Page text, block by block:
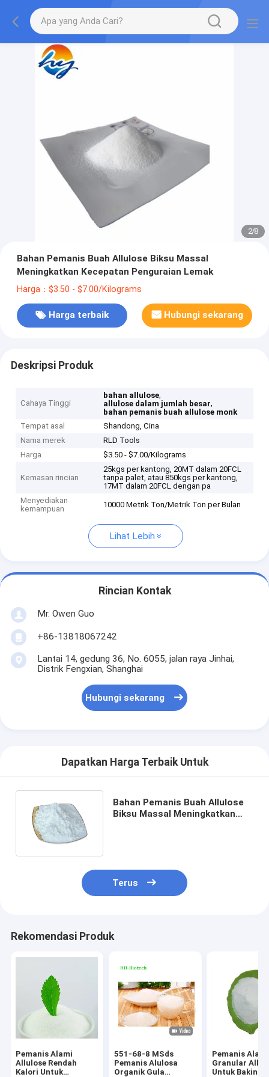
2/8
Bahan Pemanis Buah Allulose Biksu Massal
Meningkatkan Kecepatan Penguraian Lemak
Harga：$3.50 - $7.00/Kilograms
Harga terbaik Hubungi sekarang
Deskripsi Produk
Cahaya Tinggi
bahan allulose,
allulose dalam jumlah besar,
bahan pemanis buah allulose monk
Tempat asal
Shandong, Cina
Nama merek
RLD Tools
Harga
$3.50 - $7.00/Kilograms
Kemasan rincian
25kgs per kantong, 20MT dalam 20FCL
tanpa palet, atau 850kgs per kantong,
17MT dalam 20FCL dengan pa
Menyediakan
kemampuan
10000 Metrik Ton/Metrik Ton per Bulan
Lihat Lebih
Rincian Kontak
Mr. Owen Guo
+86-13818067242
Lantai 14, gedung 36, No. 6055, jalan raya Jinhai,
Distrik Fengxian, Shanghai
Hubungi sekarang
Dapatkan Harga Terbaik Untuk
Bahan Pemanis Buah Allulose
Biksu Massal Meningkatkan
Terus
Rekomendasi Produk
Pemanis Alami
Allulose Rendah
Kalori Untuk
551-68-8 MSds
Pemanis Alulosa
Organik Gula
Pemanis Alami
Granular
Untuk Baking